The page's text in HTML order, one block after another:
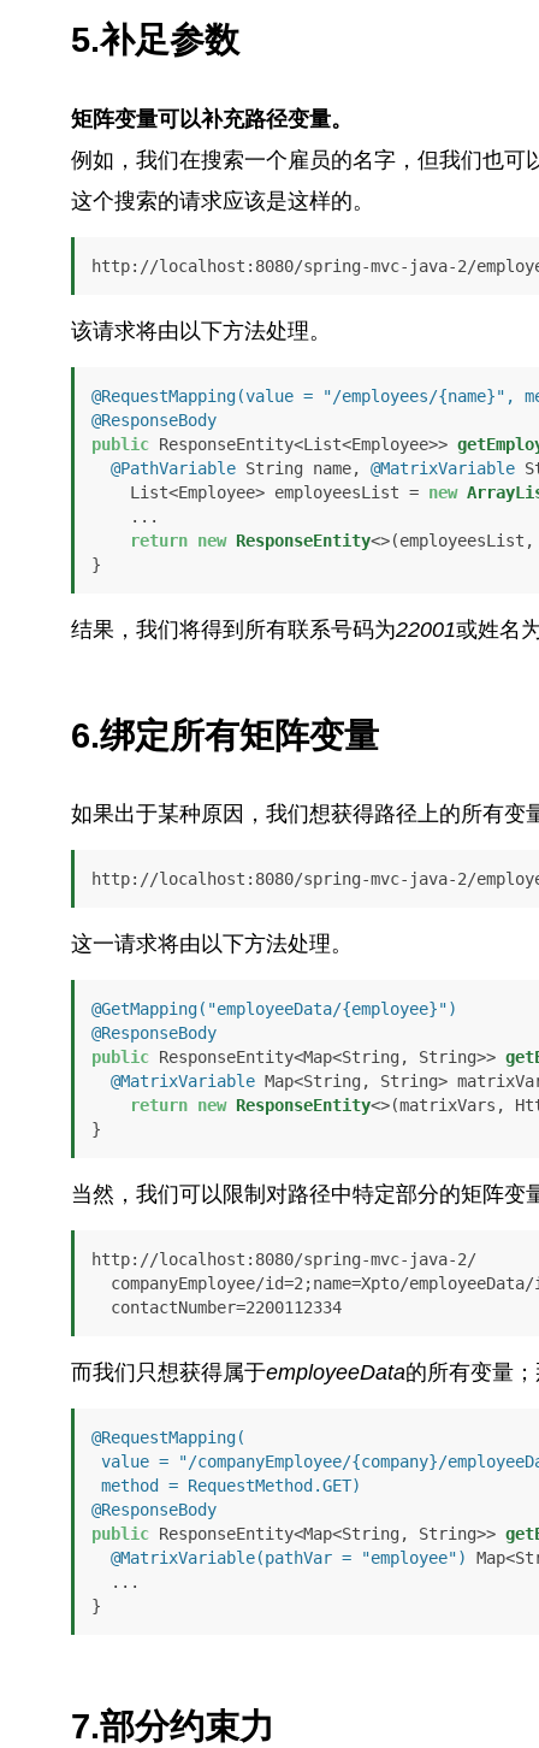
5.补足参数
矩阵变量可以补充路径变量。
例如，我们在搜索一个雇员的名字，但我们也可
这个搜索的请求应该是这样的。
http://localhost:8080/spring-mvc-java-2/
该请求将由以下方法处理。
@RequestMapping(value = "/employees/{name}",
@ResponseBody
public ResponseEntity<List<Employee>>
@PathVariable String name, @MatrixVariable
    List<Employee> employeesList =
new
return new ResponseEntity
}
结果，我们将得到所有联系号码为22001或姓名
6.绑定所有矩阵变量
如果出于某种原因，我们想获得路径上的所有变
http://localhost:8080/spring-mvc-java-2/
这一请求将由以下方法处理。
@GetMapping("employeeData/{employee}")
@ResponseBody
public ResponseEntity<Map<String, String>>
@MatrixVariable Map<String, String>
return new ResponseEntity<>(matrixVars,
}
当然，我们可以限制对路径中特定部分的矩阵
http://localhost:8080/spring-mvc-java-2/
  contactNumber=2200112334
而我们只想获得属于employeeData的所有变量
@RequestMapping(
method = RequestMethod.GET)
@ResponseBody
public ResponseEntity<Map<String, String>>
@MatrixVariable(pathVar = "employee")
}
7.部分约束力